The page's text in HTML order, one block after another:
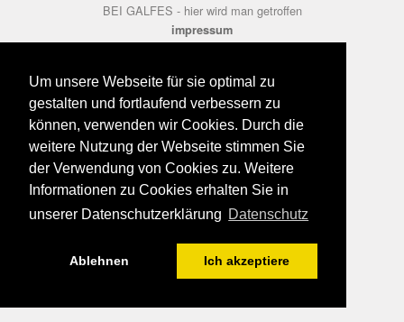
Um unsere Webseite für sie optimal zu
gestalten und fortlaufend verbessern zu
können, verwenden wir Cookies. Durch die
weitere Nutzung der Webseite stimmen Sie
der Verwendung von Cookies zu. Weitere
Informationen zu Cookies erhalten Sie in
unserer Datenschutzerklärung Datenschutz
Ablehnen Ich akzeptiere
BEI GALFES - hier wird man getroffen
impressum